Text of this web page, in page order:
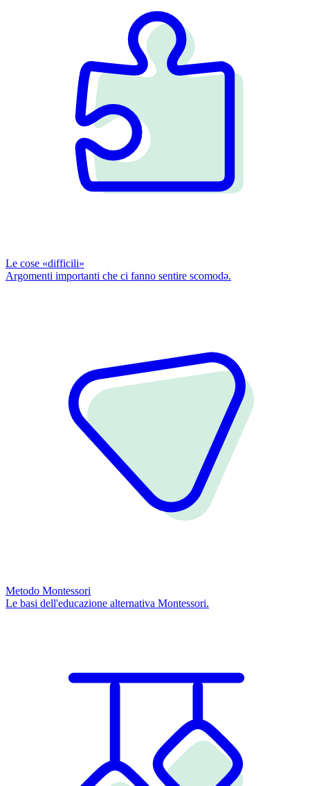
Le cose «difficili»
Argomenti importanti che ci fanno sentire scomodǝ.
Metodo Montessori
Le basi dell'educazione alternativa Montessori.